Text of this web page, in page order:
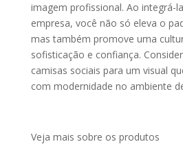
imagem profissional. Ao integrá-
empresa, você não só eleva o
mas também promove uma
sofisticação e confiança.
camisas sociais para um visual
com modernidade no ambiente
Veja mais sobre os produtos